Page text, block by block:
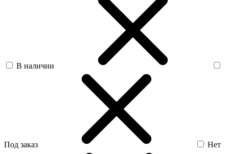
В наличии
Под заказ Нет